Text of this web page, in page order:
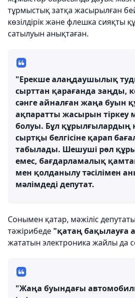
тұрмыстық затқа жасырылған
көзілдірік және флешка сияқты
сатылуын анықтаған.
"Ерекше алаңдаушылық
сырттан қарағанда заңды,
сәнге айналған жаңа буын
ақпаратты жасырын тіркеу
болуы. Бұл құрылғылардың
сыртқы белгісіне қарап
табылады. Шешуші рөл
емес, бағдарламалық
мен қолданылу тәсілімен
мәлімдеді депутат.
Сонымен қатар, мәжіліс
тәжірибеде "қатаң бақылауға
жататын электроника жайлы да
"Жаңа буындағы